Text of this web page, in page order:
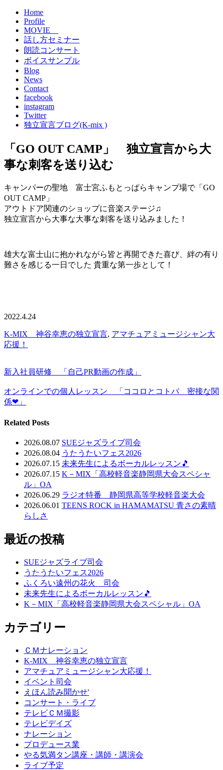
Home
Profile
MOVIE
話し方セミナー
朗読コンサート
ボイスサンプル
Blog
News
Contact
facebook
instagram
Twitter
独立宣言ブログ(K-mix )
「GO OUT CAMP」 独立宣言から大
事な刺客を送り込む
キャンパーの聖地 富士宮ふもとっぱらキャンプ場で「GO
OUT CAMP」
アウトドア関連のショップに音楽ステージ♫
独立宣言から大事な大事な刺客を送り込みました！
雄大な富士山に抱かれながら皆と再開できた喜び、絆の有り
難さを感じる一日でした 貴重な第一歩として！
2022.4.24
K-MIX 神谷幸恵の独立宣言, アマチュアミュージシャン大
応援！
新入社員研修 「自己PR動画の作成」
オンラインでの個人レッスン 「ココロとコトバ 密接な関
係❤」
Related Posts
2026.08.07 SUEジャズライブ司会
2026.08.04 うたうたいフェス2026
2026.07.15 未来先生によるボーカルレッスン🎵
2026.07.15 K－MIX「高校軽音楽静岡県大会スペシャ
ル」OA
2026.06.29 ラジオ特番 静岡県高等学校軽音楽大会
2026.06.01 TEENS ROCK in HAMAMATSU 青さの素晴
らしさ
最近の投稿
SUEジャズライブ司会
うたうたいフェス2026
ふくろい遠州の花火 司会
未来先生によるボーカルレッスン🎵
K－MIX「高校軽音楽静岡県大会スペシャル」OA
カテゴリー
ＣＭナレーション
K-MIX 神谷幸恵の独立宣言
アマチュアミュージシャン大応援！
イベント司会
えほん読み聞かせ'
コンサート・ライブ
テレビＣＭ撮影
テレビデイズ
ナレーション
プロデュース業
やる気満タン講座・講師・講演会
ライブ予定